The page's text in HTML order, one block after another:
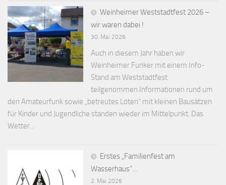
Weinheimer Weststadtfest 2026 –
wir waren dabei !
30. Mai 2026
Auch in diesem Jahr haben wir
Weinheimer Funker mit einem Info-
Stand am Weststadtfest
teilgenommen.Informationen rund um
den Amateurfunk sowie „betreutes Löten“ mit kleinen Bausätzen
für Kinder und Jugendliche standen wieder im Mittelpunkt. Das
Wetter...
Erstes „Familienfest am
Wasserhaus“…
2. Mai 2026